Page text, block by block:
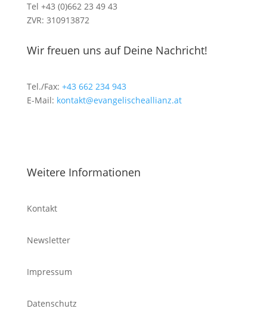
Tel +43 (0)662 23 49 43
ZVR: 310913872
Wir freuen uns auf Deine Nachricht!
Tel./Fax: +43 662 234 943
E-Mail: kontakt@evangelischeallianz.at
Weitere Informationen
Kontakt
Newsletter
Impressum
Datenschutz